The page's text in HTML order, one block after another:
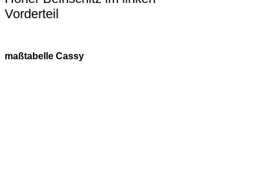
Vorderteil
maßtabelle Cassy